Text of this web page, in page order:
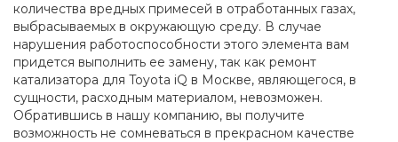
количества вредных примесей в отработанных газах,
выбрасываемых в окружающую среду. В случае
нарушения работоспособности этого элемента вам
придется выполнить ее замену, так как ремонт
катализатора для Toyota iQ в Москве, являющегося, в
сущности, расходным материалом, невозможен.
Обратившись в нашу компанию, вы получите
возможность не сомневаться в прекрасном качестве